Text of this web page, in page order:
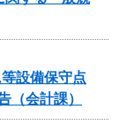
設備保守点
（会計課）